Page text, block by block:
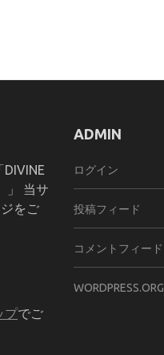
」 当サ
ジをご
プでご
ADMIN
ログイン
投稿フィード
コメントフィード
WORDPRESS.ORG